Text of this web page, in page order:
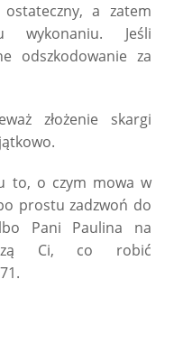
a zatem
wykonaniu. Jeśli
odszkodowanie za
złożenie skargi
to, o czym mowa w
prostu zadzwoń do
Pani Paulina na
Ci, co robić